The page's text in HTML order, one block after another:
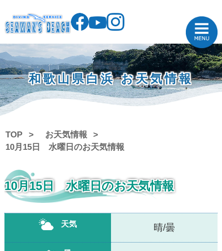
和歌山県白浜 お天気情報
TOP
お天気情報
10月15日 水曜日のお天気情報
10月15日 水曜日のお天気情報
天気 晴/曇